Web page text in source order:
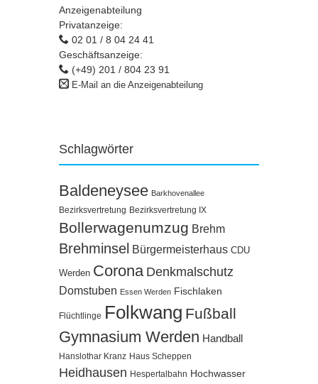
Anzeigenabteilung
Privatanzeige:
02 01 / 8 04 24 41
Geschäftsanzeige:
(+49) 201 / 804 23 91
E-Mail an die Anzeigenabteilung
Schlagwörter
Baldeneysee Barkhovenallee
Bezirksvertretung Bezirksvertretung IX
Bollerwagenumzug Brehm
Brehminsel Bürgermeisterhaus CDU
Werden Corona Denkmalschutz
Domstuben Essen Werden Fischlaken
Flüchtlinge Folkwang Fußball
Gymnasium Werden Handball
Hanslothar Kranz Haus Scheppen
Heidhausen Hespertalbahn Hochwasser